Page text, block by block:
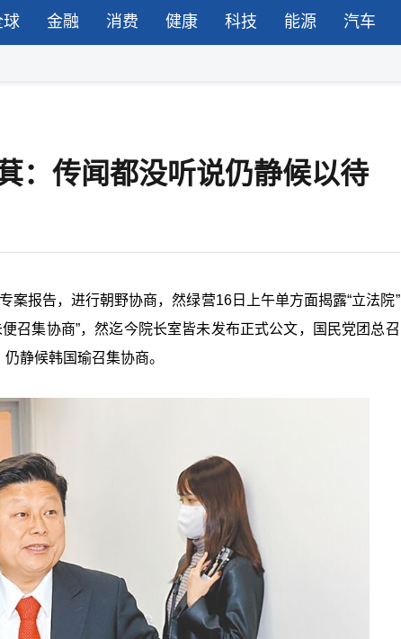
球 金融 消费 健康 科技 能源 汽车
：传闻都没听说仍静候以待
案报告，进行朝野协商，然绿营16日上午单方面揭露“立法院”
召集协商”，然迄今院长室皆未发布正式公文，国民党团总召
仍静候韩国瑜召集协商。